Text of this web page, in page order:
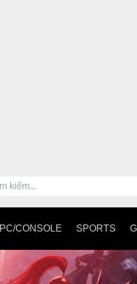
PC/CONSOLE SPORTS